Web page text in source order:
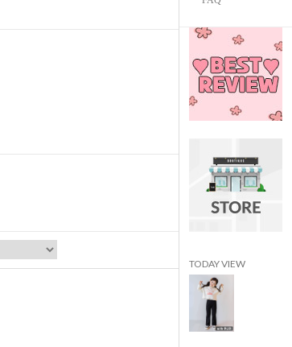
TODAY VIEW